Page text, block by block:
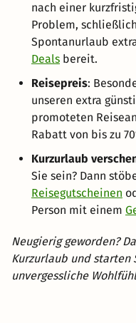
nach einer
Problem,
Spontanurlaub
Deals bereit.
Reisepreis:
unseren extra
promoteten
Rabatt von bis zu
Kurzurlaub
Sie sein? Dann
Reisegutscheinen
Person mit einem
Neugierig geworden?
Kurzurlaub und starten
unvergessliche